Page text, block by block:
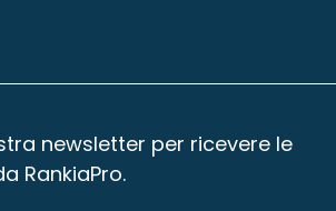
newsletter per ricevere le
RankiaPro.